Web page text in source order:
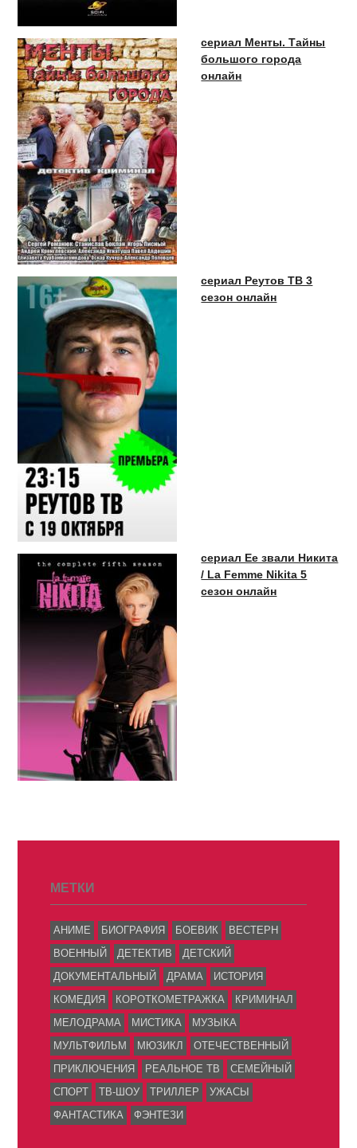
сериал Менты. Тайны
большого города
онлайн
сериал Реутов ТВ 3
сезон онлайн
сериал Ее звали Никита
/ La Femme Nikita 5
сезон онлайн
МЕТКИ
АНИМЕ БИОГРАФИЯ БОЕВИК
ВЕСТЕРН
ВОЕННЫЙ
ДЕТЕКТИВ
ДЕТСКИЙ
ДОКУМЕНТАЛЬНЫЙ
ДРАМА
ИСТОРИЯ
КОМЕДИЯ
КОРОТКОМЕТРАЖКА
КРИМИНАЛ
МЕЛОДРАМА
МИСТИКА
МУЗЫКА
МУЛЬТФИЛЬМ
МЮЗИКЛ
ОТЕЧЕСТВЕННЫЙ
ПРИКЛЮЧЕНИЯ
РЕАЛЬНОЕ ТВ
СЕМЕЙНЫЙ
СПОРТ
ТВ-ШОУ ТРИЛЛЕР
УЖАСЫ
ФАНТАСТИКА
ФЭНТЕЗИ